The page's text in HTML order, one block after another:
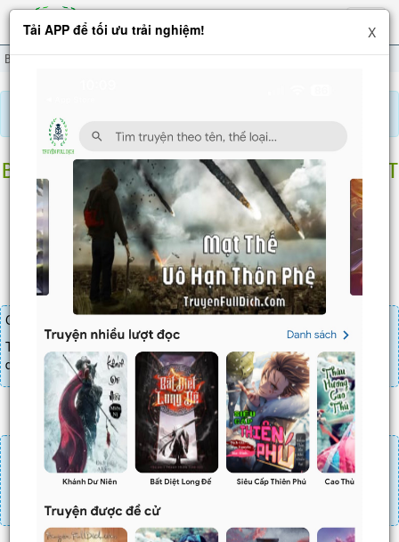
Hiện
menu
Bắt Đầu Ban Thưởng Bảy Cái Thẻ Nhân Vật Chương 794
BẮT ĐẦU BAN THƯỞNG BẢY CÁI THẺ NHÂN VẬT
Chương 794: Một ngày làm thầy, trọn đời làm cha
Chương truyện cần 30 LT để mua.
Truyện mua lẻ thì cứ Giá chương x Số chương, mua combo thì đến
danh sách combo tìm giá
Đăng nhập Nạp linh thạch
Mua 4 chương chỉ có tác dụng tiết kiệm thời gian.
Mua 4 chương thì 3 chương sau sẽ không phải ấn mua.
Ví dụ bạn đang ở chương 100 và mua 4 chương thìchương
101,102,103 sẽ không phải ấn mua.
Tải APP để tối ưu trải nghiệm! X